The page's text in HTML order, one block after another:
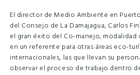
El director de Medio Ambiente en
del Consejo de La Damajagua, Carlos
el gran éxito del Co-manejo, modalidad
en un referente para otras áreas eco-
internacionales, las que llevan su
observar el proceso de trabajo dentro